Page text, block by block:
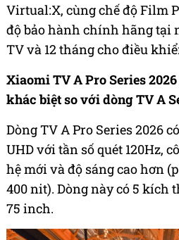
Virtual:X, cùng chế độ Film
độ bảo hành chính hãng tại
TV và 12 tháng cho điều
Xiaomi TV A Pro Series
khác biệt so với dòng TV A
Dòng TV A Pro Series 2026
UHD với tần số quét 120Hz,
hệ mới và độ sáng cao hơn
400 nit). Dòng này có 5 kích
75 inch.